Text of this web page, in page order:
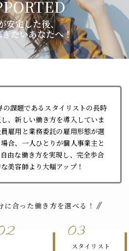
安定した後、
たいあなたへ！
課題であるスタイリストの長時
、新しい働き方を導入していま
雇用と業務委託の雇用形態が選
合、一人ひとりが個人事業主と
由な働き方を実現し、完全歩合
美容師より大幅アップ！
に合った働き方を選べる！
03
スタイリスト